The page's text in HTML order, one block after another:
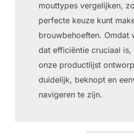
mouttypes vergelijken,
perfecte keuze kunt
brouwbehoeften. Omdat
dat efficiëntie cruciaal is,
onze productlijst
duidelijk, beknopt en
navigeren te zijn.